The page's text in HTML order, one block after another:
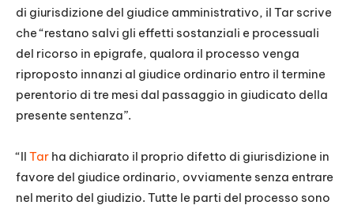
di giurisdizione del giudice amministrativo, il Tar scrive
che “restano salvi gli effetti sostanziali e processuali
del ricorso in epigrafe, qualora il processo venga
riproposto innanzi al giudice ordinario entro il termine
perentorio di tre mesi dal passaggio in giudicato della
presente sentenza”.
“Il Tar ha dichiarato il proprio difetto di giurisdizione in
favore del giudice ordinario, ovviamente senza entrare
nel merito del giudizio. Tutte le parti del processo sono